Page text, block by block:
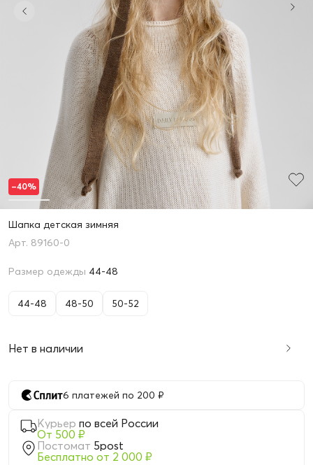
Шапка детская зимняя
89160-0
Размер одежды 44-48
44-48 48-50 50-52
Нет в наличии
6 платежей по 200 ₽
Курьер по всей России
От 500 ₽
Постомат 5post
Бесплатно от 2 000 ₽
–40%